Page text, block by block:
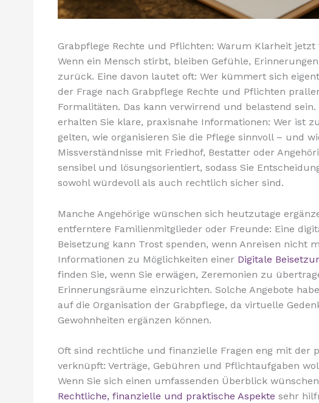
Grabpflege Rechte und Pflichten: Warum Klarheit
Wenn ein Mensch stirbt, bleiben Gefühle,
zurück. Eine davon lautet oft: Wer kümmert sich
der Frage nach Grabpflege Rechte und Pflichten
Formalitäten. Das kann verwirrend und belastend
erhalten Sie klare, praxisnahe Informationen: Wer ist
gelten, wie organisieren Sie die Pflege sinnvoll – und
Missverständnisse mit Friedhof, Bestatter oder
sensibel und lösungsorientiert, sodass Sie
sowohl würdevoll als auch rechtlich sicher sind.
Manche Angehörige wünschen sich heutzutage
entferntere Familienmitglieder oder Freunde: Eine
Beisetzung kann Trost spenden, wenn Anreisen nicht
Informationen zu Möglichkeiten einer Digitale
finden Sie, wenn Sie erwägen, Zeremonien zu
Erinnerungsräume einzurichten. Solche Angebote
auf die Organisation der Grabpflege, da virtuelle
Gewohnheiten ergänzen können.
Oft sind rechtliche und finanzielle Fragen eng mit der
verknüpft: Verträge, Gebühren und Pflichtaufgaben
Wenn Sie sich einen umfassenden Überblick
Rechtliche, finanzielle und praktische Aspekte sehr